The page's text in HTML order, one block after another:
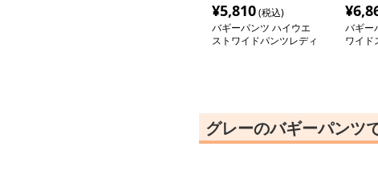
¥5,810(税込)
バギーパンツ ハイウエ
ストワイドパンツレディ
¥
バギー
ワイド
グレーのバギーパンツ